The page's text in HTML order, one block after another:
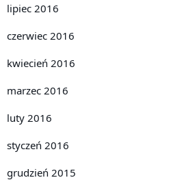
lipiec 2016
czerwiec 2016
kwiecień 2016
marzec 2016
luty 2016
styczeń 2016
grudzień 2015